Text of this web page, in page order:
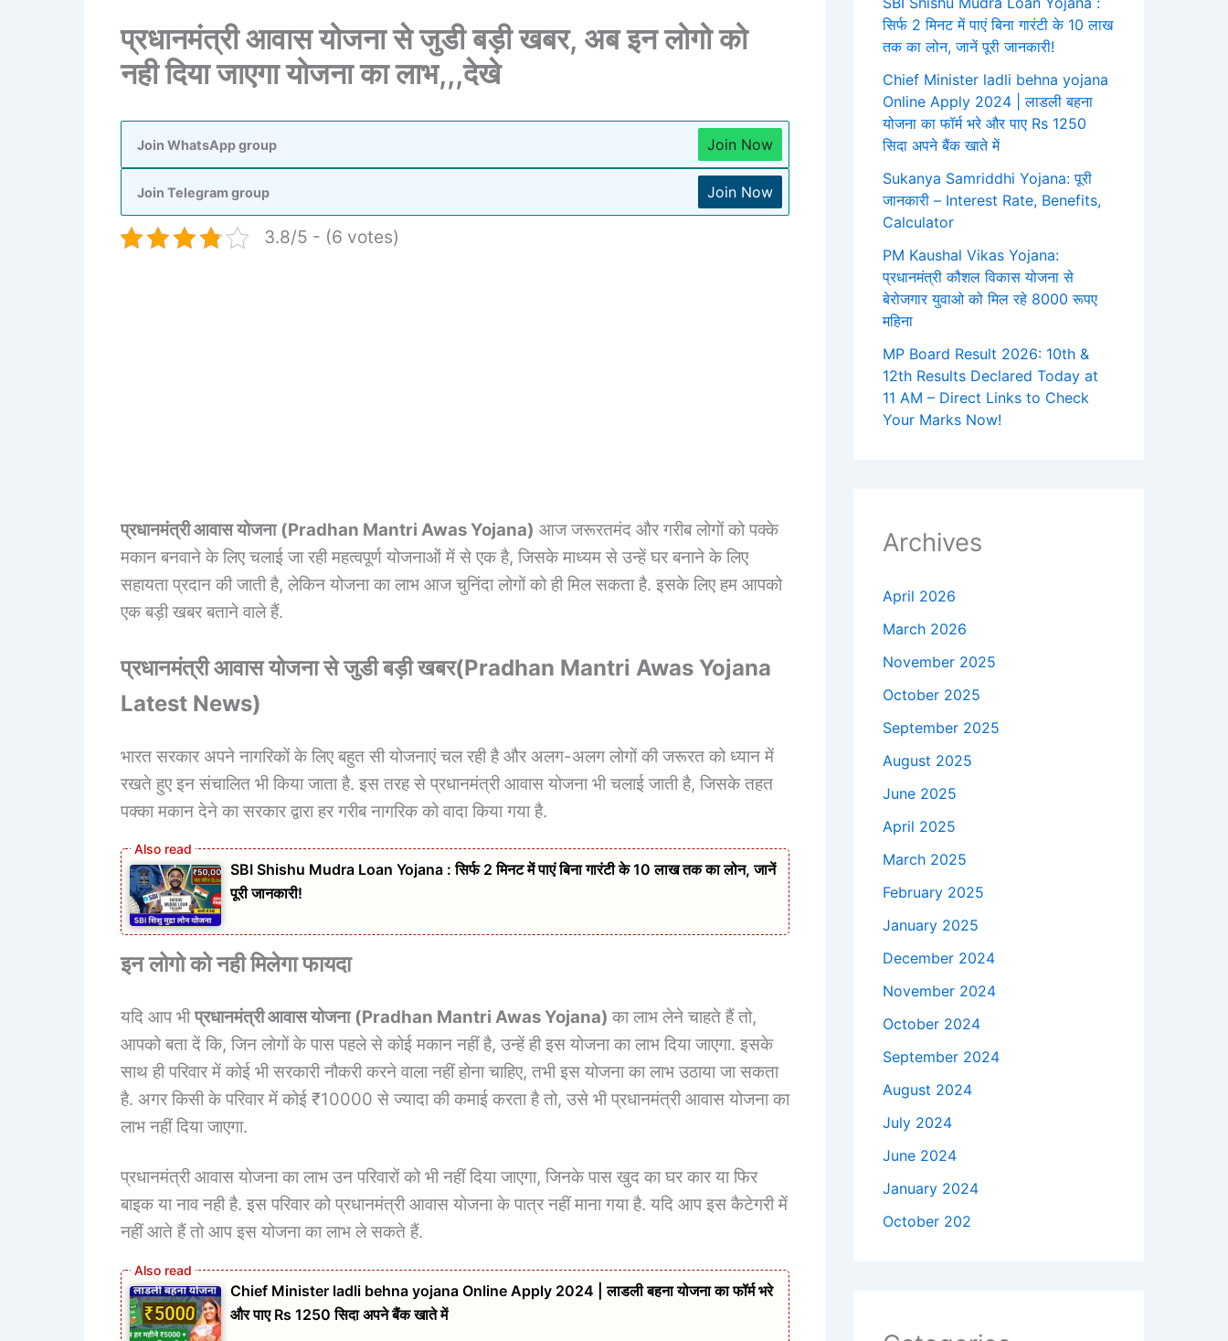
प्रधानमंत्री आवास योजना से जुडी बड़ी खबर, अब इन लोगो को
नही दिया जाएगा योजना का लाभ,,,देखे
Join WhatsApp group Join Now
Join Telegram group Join Now
3.8/5 - (6 votes)
प्रधानमंत्री आवास योजना (Pradhan Mantri Awas Yojana) आज जरूरतमंद और गरीब लोगों को पक्के
मकान बनवाने के लिए चलाई जा रही महत्वपूर्ण योजनाओं में से एक है, जिसके माध्यम से उन्हें घर बनाने के लिए
सहायता प्रदान की जाती है, लेकिन योजना का लाभ आज चुनिंदा लोगों को ही मिल सकता है. इसके लिए हम आपको
एक बड़ी खबर बताने वाले हैं.
प्रधानमंत्री आवास योजना से जुडी बड़ी खबर(Pradhan Mantri Awas Yojana
Latest News)
भारत सरकार अपने नागरिकों के लिए बहुत सी योजनाएं चल रही है और अलग-अलग लोगों की जरूरत को ध्यान में
रखते हुए इन संचालित भी किया जाता है. इस तरह से प्रधानमंत्री आवास योजना भी चलाई जाती है, जिसके तहत
पक्का मकान देने का सरकार द्वारा हर गरीब नागरिक को वादा किया गया है.
SBI Shishu Mudra Loan Yojana : सिर्फ 2 मिनट में पाएं बिना गारंटी के 10 लाख तक का लोन, जानें
पूरी जानकारी!
इन लोगो को नही मिलेगा फायदा
यदि आप भीप्रधानमंत्री आवास योजना (Pradhan Mantri Awas Yojana) का लाभ लेने चाहते हैं तो,
आपको बता दें कि, जिन लोगों के पास पहले से कोई मकान नहीं है, उन्हें ही इस योजना का लाभ दिया जाएगा. इसके
साथ ही परिवार में कोई भी सरकारी नौकरी करने वाला नहीं होना चाहिए, तभी इस योजना का लाभ उठाया जा सकता
है. अगर किसी के परिवार में कोई ₹10000 से ज्यादा की कमाई करता है तो, उसे भी प्रधानमंत्री आवास योजना का
लाभ नहीं दिया जाएगा.
प्रधानमंत्री आवास योजना का लाभ उन परिवारों को भी नहीं दिया जाएगा, जिनके पास खुद का घर कार या फिर
बाइक या नाव नही है. इस परिवार को प्रधानमंत्री आवास योजना के पात्र नहीं माना गया है. यदि आप इस कैटेगरी में
नहीं आते हैं तो आप इस योजना का लाभ ले सकते हैं.
Chief Minister ladli behna yojana Online Apply 2024 | लाडली बहना योजना का फॉर्म भरे
और पाए Rs 1250 सिदा अपने बैंक खाते में
सिर्फ 2 मिनट में पाएं बिना गारंटी के 10 लाख
तक का लोन, जानें पूरी जानकारी!
Chief Minister ladli behna yojana
Online Apply 2024 | लाडली बहना
योजना का फॉर्म भरे और पाए Rs 1250
सिदा अपने बैंक खाते में
Sukanya Samriddhi Yojana: पूरी
जानकारी – Interest Rate, Benefits,
Calculator
PM Kaushal Vikas Yojana:
प्रधानमंत्री कौशल विकास योजना से
बेरोजगार युवाओ को मिल रहे 8000 रूपए
महिना
MP Board Result 2026: 10th &
12th Results Declared Today at
11 AM – Direct Links to Check
Your Marks Now!
Archives
April 2026
March 2026
November 2025
October 2025
September 2025
August 2025
June 2025
April 2025
March 2025
February 2025
January 2025
December 2024
November 2024
October 2024
September 2024
August 2024
July 2024
June 2024
January 2024
October 202